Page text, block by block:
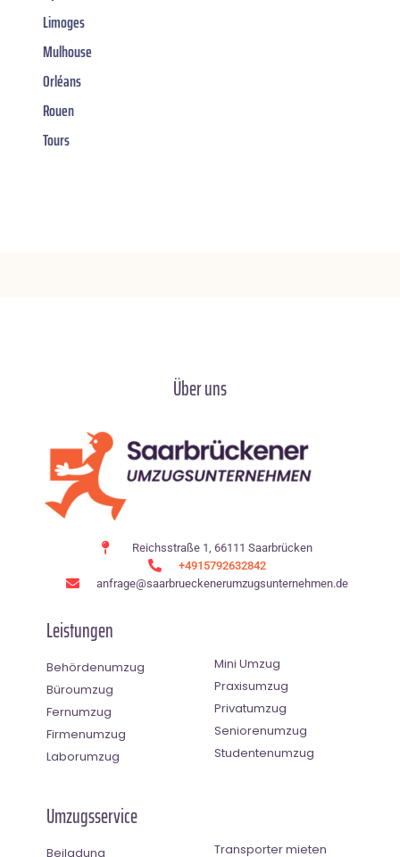
Limoges
Mulhouse
Orléans
Rouen
Tours
Über uns
Reichsstraße 1, 66111 Saarbrücken
+4915792632842
anfrage@saarbrueckenerumzugsunternehmen.de
Leistungen
Behördenumzug
Büroumzug
Fernumzug
Firmenumzug
Laborumzug
Mini Umzug
Praxisumzug
Privatumzug
Seniorenumzug
Studentenumzug
Umzugsservice
Beiladung Transporter mieten